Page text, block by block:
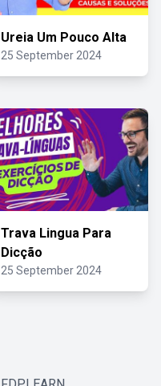
Ureia Um Pouco Alta
25 September 2024
Trava Lingua Para
Dicção
25 September 2024